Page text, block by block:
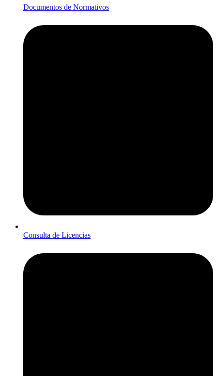
Documentos de Normativos
Consulta de Licencias